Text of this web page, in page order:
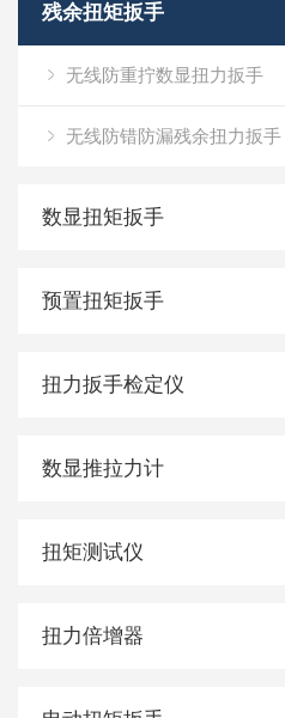
残余扭矩扳手
无线防重拧数显扭力扳手
无线防错防漏残余扭力扳手
数显扭矩扳手
预置扭矩扳手
扭力扳手检定仪
数显推拉力计
扭矩测试仪
扭力倍增器